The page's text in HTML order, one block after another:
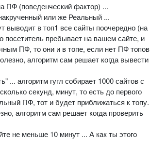
ПФ (поведенческий фактор) ...
или же Реальный ...
выводит в топ1 все сайты поочередно (на
посетитель пребывает на вашем сайте, и
ПФ, то они и в топе, если нет ПФ топов
алгоритм сам решает когда вывести
... алгоритм гугл собирает 1000 сайтов с
секунд, минут, то есть до первого
ПФ, тот и будет приближаться к топу.
алгоритм сам решает когда проверить
не меньше 10 минут ... А как ты этого